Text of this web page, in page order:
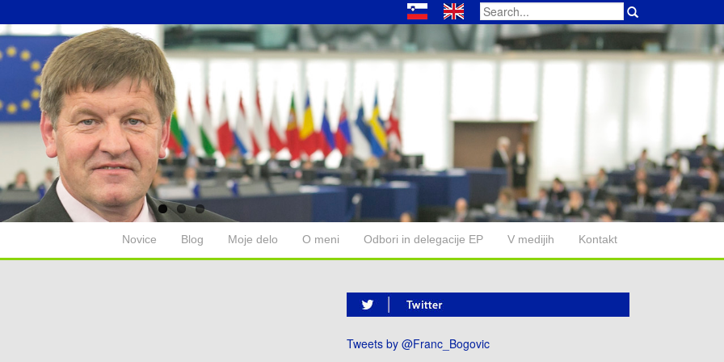
Search
for:
Novice Blog Moje delo O meni Odbori in delegacije EP V medijih Kontakt
Tweets by @Franc_Bogovic